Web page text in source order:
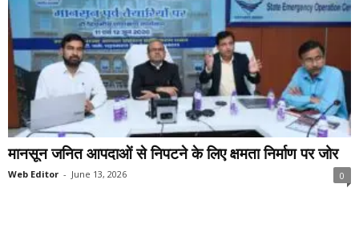
मानसून जनित आपदाओं से निपटने के लिए क्षमता निर्माण पर जोर
Web Editor - June 13, 2026 0